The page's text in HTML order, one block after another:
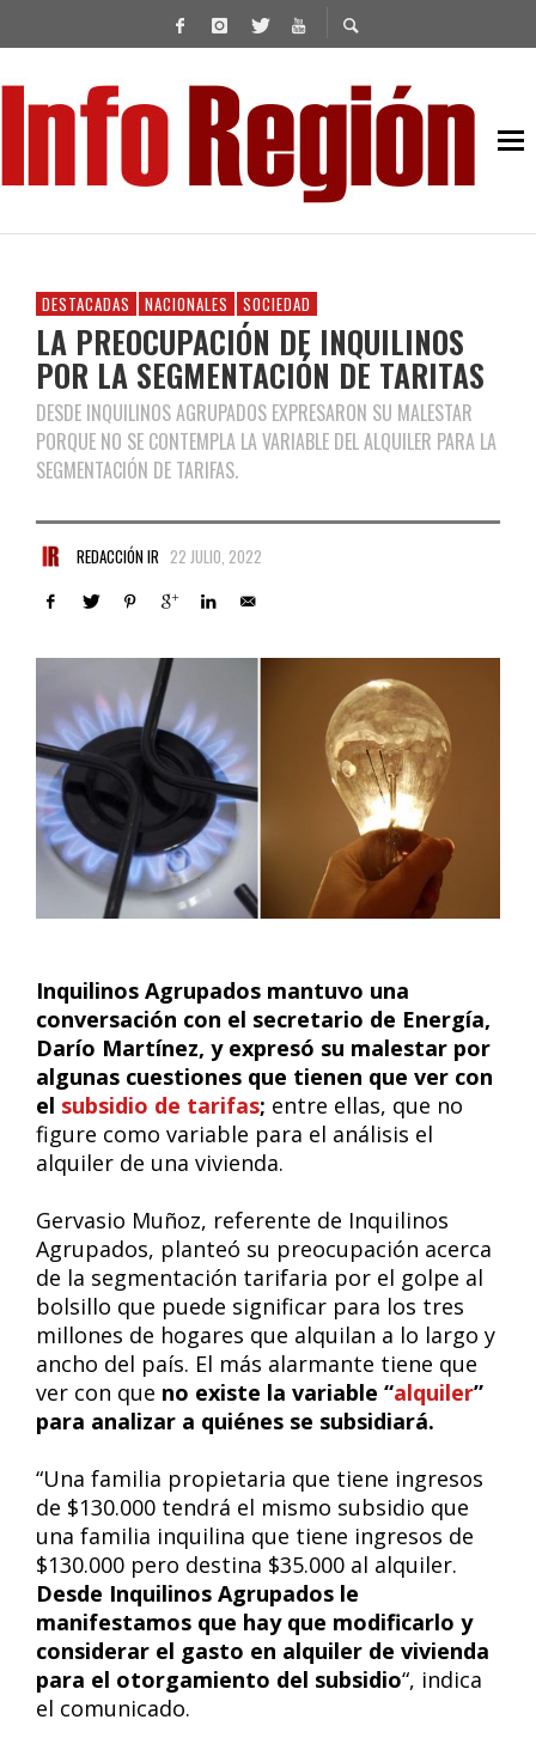
DESTACADAS NACIONALES SOCIEDAD
LA PREOCUPACIÓN DE INQUILINOS
POR LA SEGMENTACIÓN DE TARITAS
DESDE INQUILINOS AGRUPADOS EXPRESARON SU MALESTAR
PORQUE NO SE CONTEMPLA LA VARIABLE DEL ALQUILER PARA LA
SEGMENTACIÓN DE TARIFAS.
REDACCIÓN IR 22 JULIO, 2022
Inquilinos Agrupados mantuvo una
conversación con el secretario de Energía,
Darío Martínez, y expresó su malestar por
algunas cuestiones que tienen que ver con
el subsidio de tarifas; entre ellas, que no
figure como variable para el análisis el
alquiler de una vivienda.
Gervasio Muñoz, referente de Inquilinos
Agrupados, planteó su preocupación acerca
de la segmentación tarifaria por el golpe al
bolsillo que puede significar para los tres
millones de hogares que alquilan a lo largo y
ancho del país. El más alarmante tiene que
ver con que no existe la variable “alquiler”
para analizar a quiénes se subsidiará.
“Una familia propietaria que tiene ingresos
de $130.000 tendrá el mismo subsidio que
una familia inquilina que tiene ingresos de
$130.000 pero destina $35.000 al alquiler.
Desde Inquilinos Agrupados le
manifestamos que hay que modificarlo y
considerar el gasto en alquiler de vivienda
para el otorgamiento del subsidio“, indica
el comunicado.